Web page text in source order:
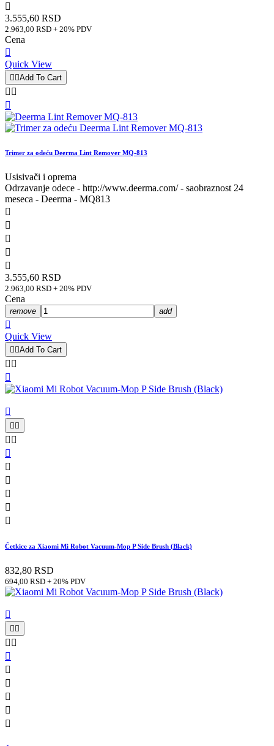

3.555,60 RSD
2.963,00 RSD + 20% PDV
Cena

Quick View
Add To Cart
 

Trimer za odeću Deerma Lint Remover MQ-813
Usisivači i oprema
Odrzavanje odece - http://www.deerma.com/ - saobraznost 24
meseca - Deerma - MQ813





3.555,60 RSD
2.963,00 RSD + 20% PDV
Cena
remove add

Quick View
Add To Cart
 



 






Četkice za Xiaomi Mi Robot Vacuum-Mop P Side Brush (Black)
832,80 RSD
694,00 RSD + 20% PDV


 





